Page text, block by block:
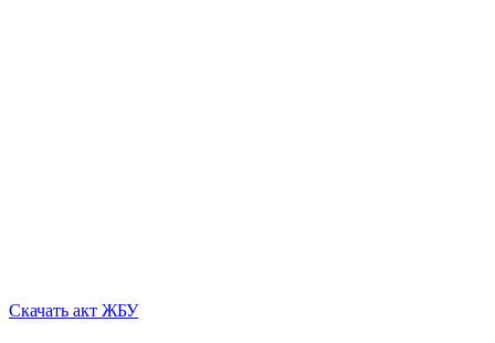
Скачать акт ЖБУ